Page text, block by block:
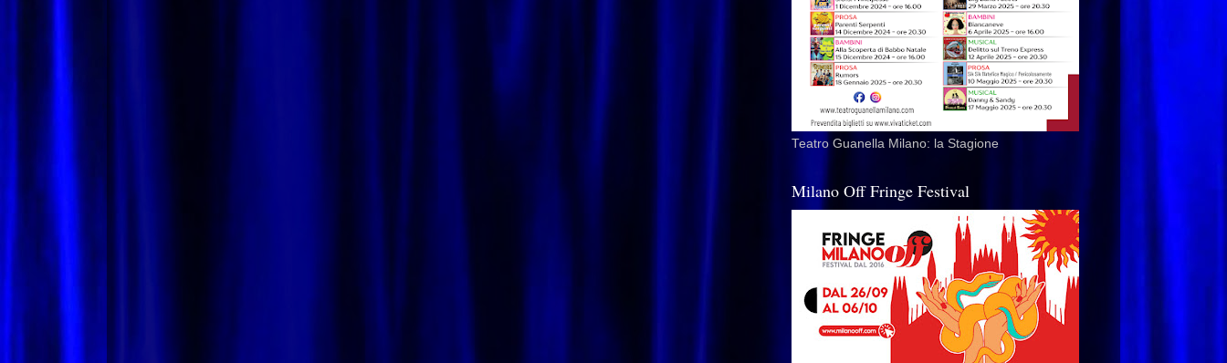
Teatro Guanella Milano: la Stagione
Milano Off Fringe Festival